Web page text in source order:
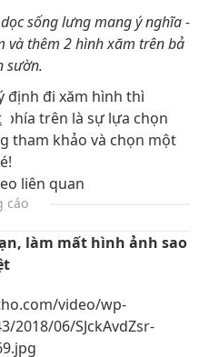
sống lưng mang ý nghĩa -
và thêm 2 hình xăm trên bả
sườn.
định đi xăm hình thì
phía trên là sự lựa chọn
tham khảo và chọn một
liên quan
cáo
làm mất hình ảnh sao
video/wp-
2018/06/SJckAvdZsr-